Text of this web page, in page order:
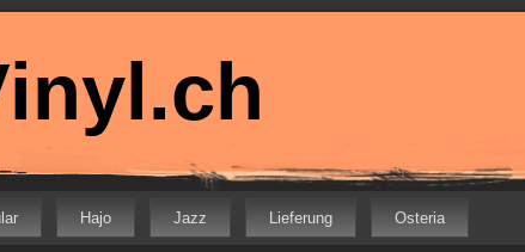
Hajo Jazz Lieferung Osteria